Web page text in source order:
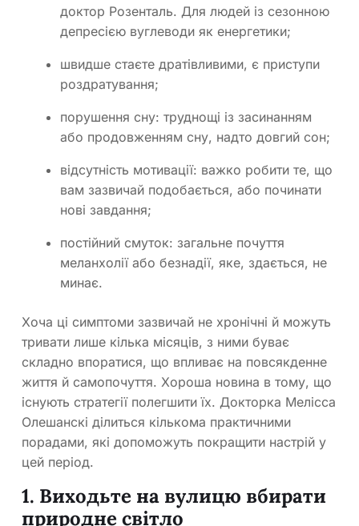
доктор Розенталь. Для людей із сезонною
депресією вуглеводи як енергетики;
швидше стаєте дратівливими, є приступи
роздратування;
порушення сну: труднощі із засинанням
або продовженням сну, надто довгий сон;
відсутність мотивації: важко робити те, що
вам зазвичай подобається, або починати
нові завдання;
постійний смуток: загальне почуття
меланхолії або безнадії, яке, здається, не
минає.
Хоча ці симптоми зазвичай не хронічні й можуть
тривати лише кілька місяців, з ними буває
складно впоратися, що впливає на повсякденне
життя й самопочуття. Хороша новина в тому, що
існують стратегії полегшити їх. Докторка Мелісса
Олешанскі ділиться кількома практичними
порадами, які допоможуть покращити настрій у
цей період.
1. Виходьте на вулицю вбирати
природне світло